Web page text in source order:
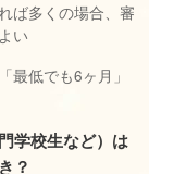
ば多くの場合、審
い
最低でも6ヶ月」
学校生など）は
？